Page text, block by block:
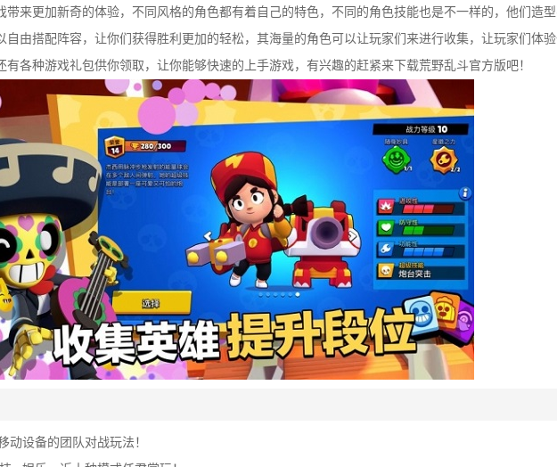
带来更加新奇的体验，不同风格的角色都有着自己的特色，不同的角色技能也是不一样的，他们造型
自由搭配阵容，让你们获得胜利更加的轻松，其海量的角色可以让玩家们来进行收集，让玩家们体
有各种游戏礼包供你领取，让你能够快速的上手游戏，有兴趣的赶紧来下载荒野乱斗官方版吧！
动设备的团队对战玩法！